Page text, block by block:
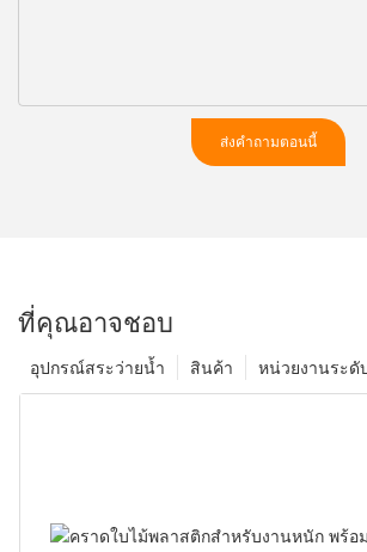
ส่งคำถามตอนนี้
ที่คุณอาจชอบ
หน่วยงานระดั
สินค้า
อุปกรณ์สระว่ายน้ำ